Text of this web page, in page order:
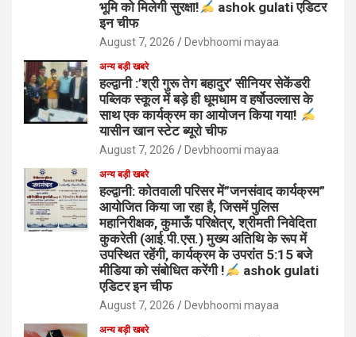
भूमि को मिलेगी सुरक्षा!
ashok gulati एडिटर
इन चीफ
August 7, 2026 Devbhoomi mayaa
अन्य बड़ी खबरे
हल्द्वानी :’श्री गुरू तेग बहादुर’ सीनियर सेकेंडरी
पब्लिक स्कूल में बड़े ही धूमधाम व हर्षोउल्लास के
साथ एक कार्यक्रम का आयोजन किया गया!
यासीन खान स्टेट ब्यूरो चीफ
August 7, 2026 Devbhoomi mayaa
अन्य बड़ी खबरे
हल्द्वानी: कोतवाली परिसर में”जनसंवाद कार्यक्रम”
आयोजित किया जा रहा है, जिसमें पुलिस
महानिरीक्षक, कुमाऊँ परिक्षेत्र, श्रीमती निवेदिता
कुकरेती (आई.पी.एस.) मुख्य अतिथि के रूप में
उपस्थित रहेंगी, कार्यक्रम के उपरांत 5:15 बजे
मीडिया को संबोधित करेंगी !
ashok gulati
एडिटर इन चीफ
August 7, 2026 Devbhoomi mayaa
अन्य बड़ी खबरे